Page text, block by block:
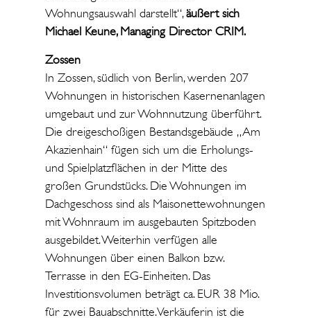
Wohnungsauswahl darstellt“,äußert sich
Michael Keune, Managing Director CRIM.
Zossen
In Zossen, südlich von Berlin, werden 207
Wohnungen in historischen Kasernenanlagen
umgebaut und zur Wohnnutzung überführt.
Die dreigeschoßigen Bestandsgebäude „Am
Akazienhain“ fügen sich um die Erholungs-
und Spielplatzflächen in der Mitte des
großen Grundstücks. Die Wohnungen im
Dachgeschoss sind als Maisonettewohnungen
mit Wohnraum im ausgebauten Spitzboden
ausgebildet. Weiterhin verfügen alle
Wohnungen über einen Balkon bzw.
Terrasse in den EG-Einheiten. Das
Investitionsvolumen beträgt ca. EUR 38 Mio.
für zwei Bauabschnitte. Verkäuferin ist die